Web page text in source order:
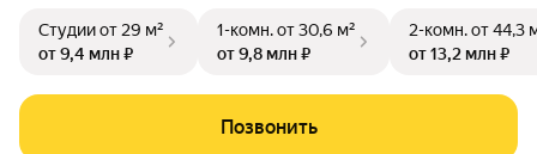
Студииот 29 м²
от 9,4 млн ₽
1-комн.от 30,6 м²
от 9,8 млн ₽
2-комн.от 44,3
от 13,2 млн ₽
Позвонить